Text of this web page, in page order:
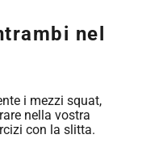
nel
i mezzi squat,
nella vostra
con la slitta.